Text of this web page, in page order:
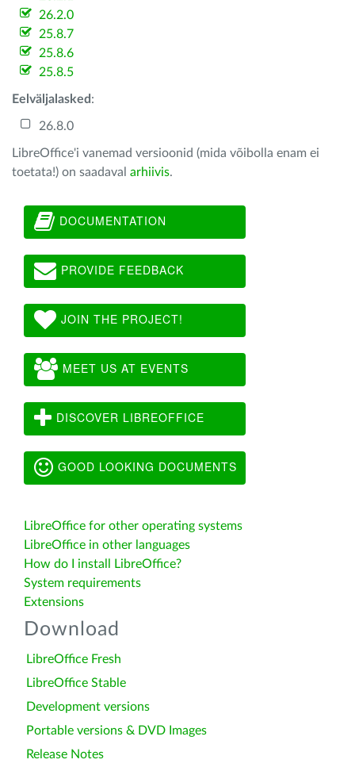
26.2.0
25.8.7
25.8.6
25.8.5
Eelväljalasked :
26.8.0
LibreOffice'i vanemad versioonid (mida võibolla enam ei
toetata!) on saadaval arhiivis.
DOCUMENTATION
PROVIDE FEEDBACK
JOIN THE PROJECT!
MEET US AT EVENTS
DISCOVER LIBREOFFICE
GOOD LOOKING DOCUMENTS
LibreOffice for other operating systems
LibreOffice in other languages
How do I install LibreOffice?
System requirements
Extensions
Download
LibreOffice Fresh
LibreOffice Stable
Development versions
Portable versions & DVD Images
Release Notes